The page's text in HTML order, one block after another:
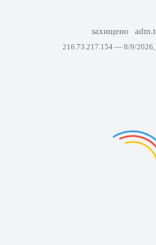
захищено
216.73.217.154 — 8/9/